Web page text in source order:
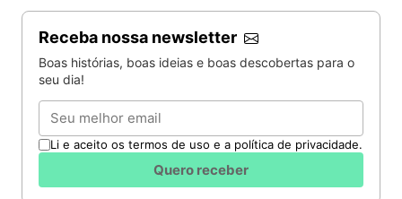
Receba nossa newsletter
Boas histórias, boas ideias e boas descobertas para o
seu dia!
Email
Li e aceito os termos de uso e a política de privacidade.
Quero receber